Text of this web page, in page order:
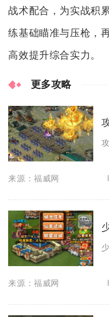
战术配合，为实战积
练基础瞄准与压枪，
高效提升综合实力。
更多攻略
来源：福威网
来源：福威网